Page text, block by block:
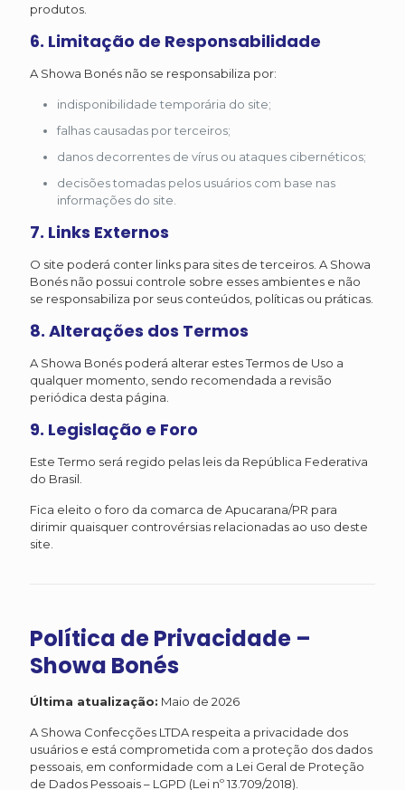
produtos.
6. Limitação de Responsabilidade
A Showa Bonés não se responsabiliza por:
indisponibilidade temporária do site;
falhas causadas por terceiros;
danos decorrentes de vírus ou ataques cibernéticos;
decisões tomadas pelos usuários com base nas
informações do site.
7. Links Externos
O site poderá conter links para sites de terceiros. A Showa
Bonés não possui controle sobre esses ambientes e não
se responsabiliza por seus conteúdos, políticas ou práticas.
8. Alterações dos Termos
A Showa Bonés poderá alterar estes Termos de Uso a
qualquer momento, sendo recomendada a revisão
periódica desta página.
9. Legislação e Foro
Este Termo será regido pelas leis da República Federativa
do Brasil.
Fica eleito o foro da comarca de Apucarana/PR para
dirimir quaisquer controvérsias relacionadas ao uso deste
site.
Política de Privacidade –
Showa Bonés
Última atualização: Maio de 2026
A Showa Confecções LTDA respeita a privacidade dos
usuários e está comprometida com a proteção dos dados
pessoais, em conformidade com a Lei Geral de Proteção
de Dados Pessoais – LGPD (Lei nº 13.709/2018).